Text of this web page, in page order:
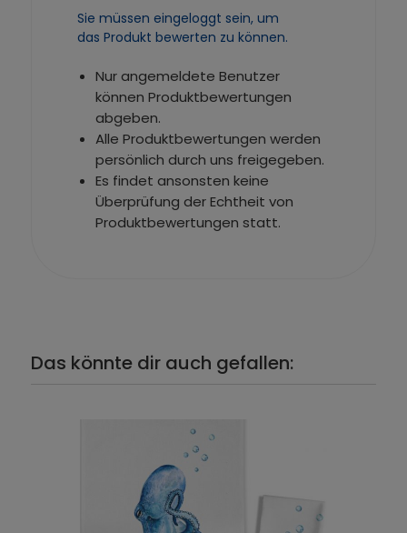
Sie müssen eingeloggt sein, um
das Produkt bewerten zu können.
Nur angemeldete Benutzer
können Produktbewertungen
abgeben.
Alle Produktbewertungen werden
persönlich durch uns freigegeben.
Es findet ansonsten keine
Überprüfung der Echtheit von
Produktbewertungen statt.
Das könnte dir auch gefallen: